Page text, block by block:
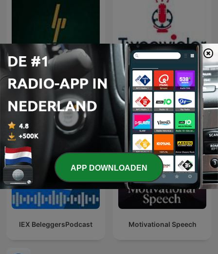
Lotgenoten Podcast Tweewieler Podcast
IEX BeleggersPodcast Motivational Speech
APP DOWNLOADEN